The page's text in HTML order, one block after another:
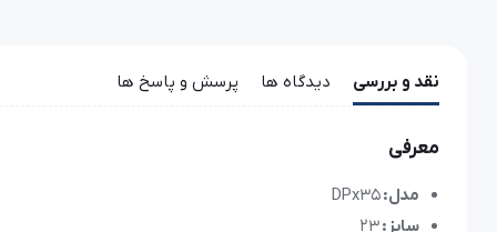
نقد و بررسی دیدگاه ها پرسش و پاسخ ها
معرفی
مدل:DPx35
سایز:23